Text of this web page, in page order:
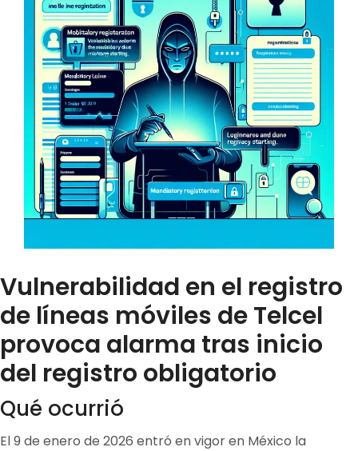
Vulnerabilidad en el registro
de líneas móviles de Telcel
provoca alarma tras inicio
del registro obligatorio
Qué ocurrió
El 9 de enero de 2026 entró en vigor en México la